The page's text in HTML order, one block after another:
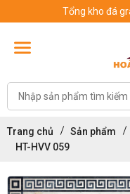
Tổng kho đá
Trang chủ Sản phẩm
HT-HVV 059